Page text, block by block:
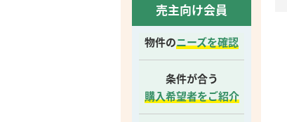
売主向け会員
物件のニーズを確認
条件が合う
購入希望者をご紹介